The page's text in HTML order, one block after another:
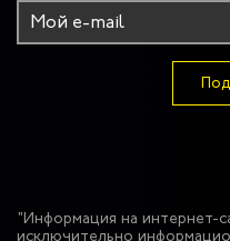
"Информация на интернет-
исключительно